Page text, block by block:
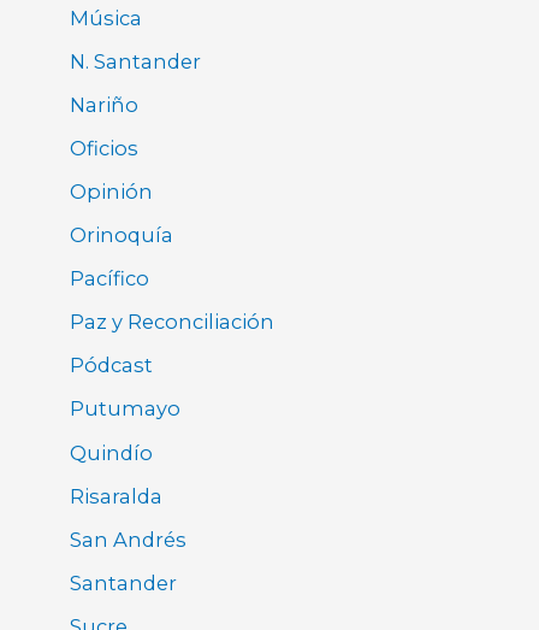
Música
N. Santander
Nariño
Oficios
Opinión
Orinoquía
Pacífico
Paz y Reconciliación
Pódcast
Putumayo
Quindío
Risaralda
San Andrés
Santander